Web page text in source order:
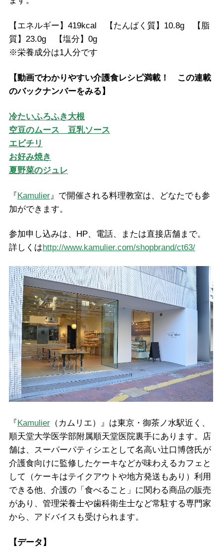
【エネルギー】419kcal 【たんぱく質】10.8g 【脂
質】23.0g 【塩分】0g
※栄養成分は1人分です
【動画でわかりやすい介護食レシピ満載！ この連載
のバックナンバーをみる】
冷たいふろふき大根
空豆のムース 豆乳ソース
エビチリ
お好み焼き
夏野菜のジュレ
『Kamulier』で開催される料理教室は、どなたでも参
加ができます。
参加申し込みは、HP、電話、または直接店舗まで。
詳しくはhttp://www.kamulier.com/shopbrand/ct63/
『Kamulier（カムリエ）』は東京・御茶ノ水駅近く、
順天堂大学医学部附属順天堂医院裏手にあります。店
舗は、スーパーパティシエとして名高い辻口博啓氏が
介護食向けに監修したケーキなどが味わえるカフェと
して（ケーキはテイクアウトや地方発送もあり）利用
できる他、介護の「食べること」に関わる商品の販売
があり、管理栄養士や歯科衛生士など常駐する専門家
から、アドバイスも受けられます。
【データ】